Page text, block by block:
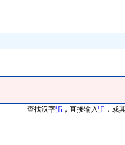
查找汉字卐 ，直接输入卐 ，或